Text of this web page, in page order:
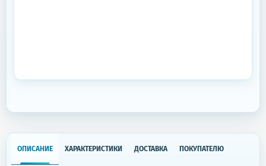
ОПИСАНИЕ ХАРАКТЕРИСТИКИ ДОСТАВКА ПОКУПАТЕЛЮ